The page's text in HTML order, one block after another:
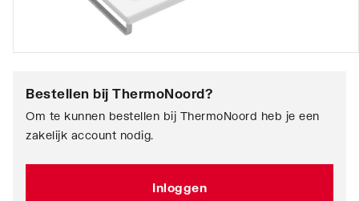
Bestellen bij ThermoNoord?
Om te kunnen bestellen bij ThermoNoord heb je een
zakelijk account nodig.
Inloggen